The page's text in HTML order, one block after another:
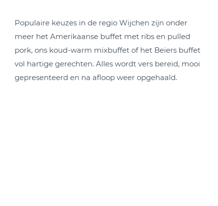
Populaire keuzes in de regio Wijchen zijn onder
meer het Amerikaanse buffet met ribs en pulled
pork, ons koud-warm mixbuffet of het Beiers buffet
vol hartige gerechten. Alles wordt vers bereid, mooi
gepresenteerd en na afloop weer opgehaald.